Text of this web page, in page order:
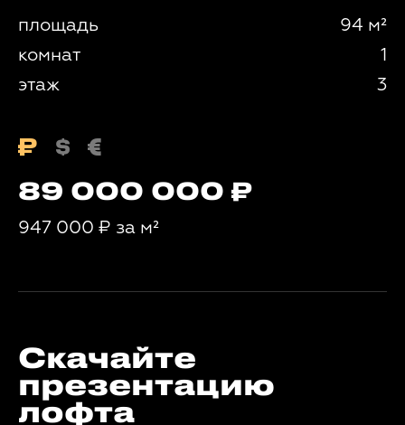
площадь
94 м²
комнат
1
этаж
3
89 000 000
947 000 ₽ за м²
Скачайте
презентацию
лофта